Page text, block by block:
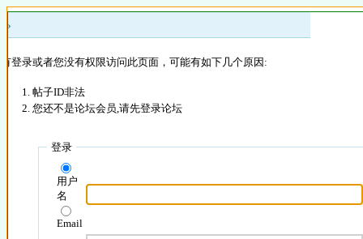
»
登录或者您没有权限访问此页面，可能有如下几个原因:
帖子ID非法
您还不是论坛会员,请先登录论坛
登录
用户
名
Email